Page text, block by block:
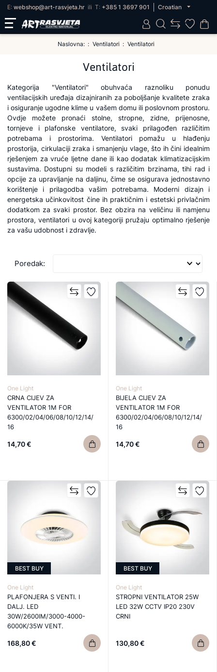
E: webshop@art-rasvjeta.hr ili T: +385 1 3697 901 Croatian
Naslovna: Ventilatori Ventilatori
Ventilatori
Kategorija "Ventilatori" obuhvaća raznoliku ponudu
ventilacijskih uređaja dizajniranih za poboljšanje kvalitete zraka
i osiguranje ugodne klime u vašem domu ili poslovnom prostoru.
Ovdje možete pronaći stolne, stropne, zidne, prijenosne,
tornjeve i plafonske ventilatore, svaki prilagođen različitim
potrebama i prostorima. Ventilatori pomažu u hlađenju
prostorija, cirkulaciji zraka i smanjenju vlage, što ih čini idealnim
rješenjem za vruće ljetne dane ili kao dodatak klimatizacijskim
sustavima. Dostupni su modeli s različitim brzinama, tihi rad i
opcije za upravljanje na daljinu, čime se osigurava jednostavno
korištenje i prilagodba vašim potrebama. Moderni dizajn i
energetska učinkovitost čine ih praktičnim i estetski privlačnim
dodatkom za svaki prostor. Bez obzira na veličinu ili namjenu
prostora, ventilatori u ovoj kategoriji pružaju optimalno rješenje
za vašu udobnost i zdravlje.
Poredak:
One Light
CRNA CIJEV ZA
VENTILATOR 1M FOR
6300/02/04/06/08/10/12/14/
16
14,70 €
One Light
BIJELA CIJEV ZA
VENTILATOR 1M FOR
6300/02/04/06/08/10/12/14/
16
14,70 €
BEST BUY
One Light
PLAFONJERA S VENTI. I
DALJ. LED
30W/2600lM/3000-4000-
6000K/35W VENT.
168,80 €
BEST BUY
One Light
STROPNI VENTILATOR 25W
LED 32W CCTV IP20 230V
CRNI
130,80 €